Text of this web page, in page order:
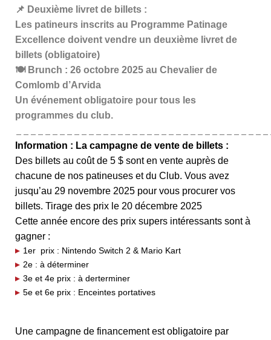
📌 Deuxième livret de billets :
Les patineurs inscrits au Programme Patinage
Excellence doivent vendre un deuxième livret de
billets (obligatoire)
🍽️ Brunch : 26 octobre 2025 au Chevalier de
Comlomb d’Arvida
Un événement obligatoire pour tous les
programmes du club.
Information : La campagne de vente de billets :
Des billets au coût de 5 $ sont en vente auprès de
chacune de nos patineuses et du Club. Vous avez
jusqu’au 29 novembre 2025 pour vous procurer vos
billets. Tirage des prix le 20 décembre 2025
Cette année encore des prix supers intéressants sont à
gagner :
1er prix : Nintendo Switch 2 & Mario Kart
2e : à déterminer
3e et 4e prix : à derterminer
5e et 6e prix : Enceintes portatives
Une campagne de financement est obligatoire par